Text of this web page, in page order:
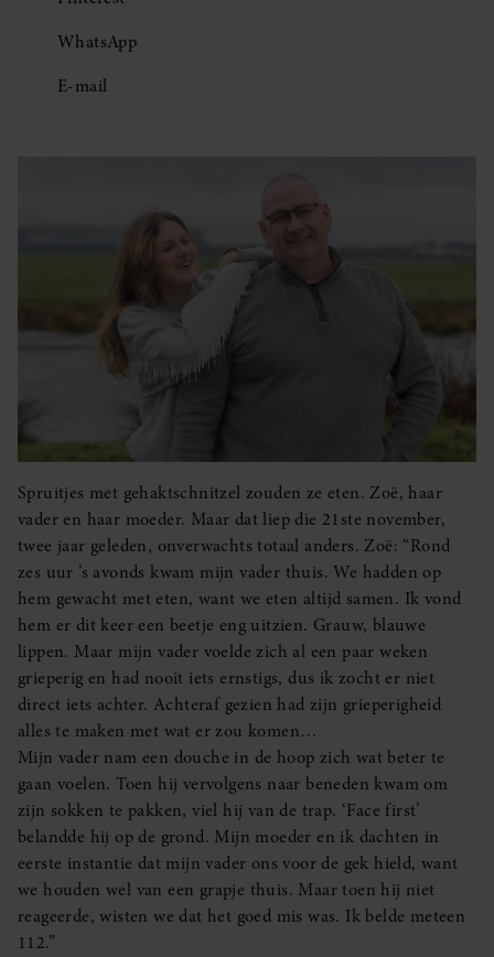
WhatsApp
E-mail
Spruitjes met gehaktschnitzel zouden ze eten. Zoë, haar
vader en haar moeder. Maar dat liep die 21ste november,
twee jaar geleden, onverwachts totaal anders. Zoë: “Rond
zes uur ’s avonds kwam mijn vader thuis. We hadden op
hem gewacht met eten, want we eten altijd samen. Ik vond
hem er dit keer een beetje eng uitzien. Grauw, blauwe
lippen. Maar mijn vader voelde zich al een paar weken
grieperig en had nooit iets ernstigs, dus ik zocht er niet
direct iets achter. Achteraf gezien had zijn grieperigheid
alles te maken met wat er zou komen…
Mijn vader nam een douche in de hoop zich wat beter te
gaan voelen. Toen hij vervolgens naar beneden kwam om
zijn sokken te pakken, viel hij van de trap. ‘Face first’
belandde hij op de grond. Mijn moeder en ik dachten in
eerste instantie dat mijn vader ons voor de gek hield, want
we houden wel van een grapje thuis. Maar toen hij niet
reageerde, wisten we dat het goed mis was. Ik belde meteen
112.”